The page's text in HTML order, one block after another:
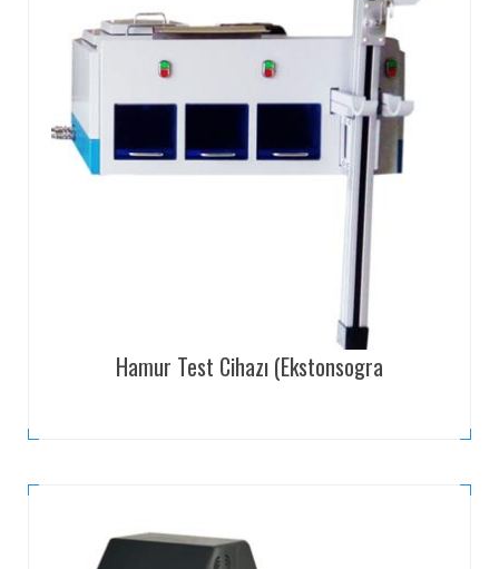
Hamur Test Cihazı (Ekstonsogra